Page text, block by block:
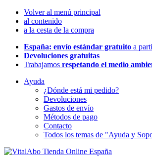
Volver al menú principal
al contenido
a la cesta de la compra
España: envío estándar gratuito a
Devoluciones gratuitas
Trabajamos respetando el medio
Ayuda
¿Dónde está mi pedido?
Devoluciones
Gastos de envío
Métodos de pago
Contacto
Todos los temas de "Ayuda y